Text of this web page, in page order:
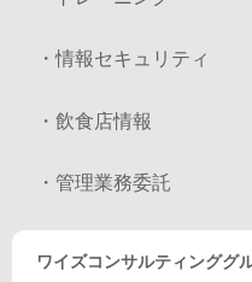
・情報セキュリティ
・飲食店情報
・管理業務委託
ワイズコンサルティンググ